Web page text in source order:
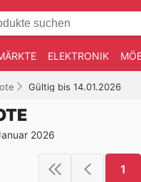
ELEKTRONIK
Gültig bis 14.01.2026
2026
1